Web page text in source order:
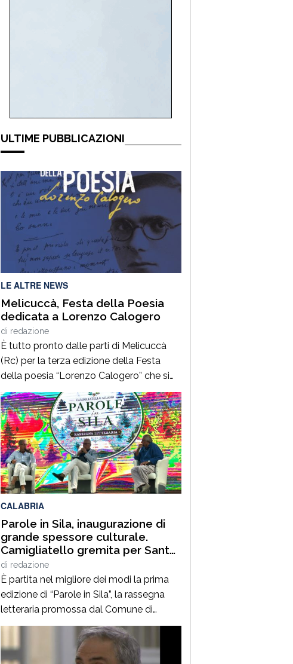
ULTIME PUBBLICAZIONI
LE ALTRE NEWS
Melicuccà, Festa della Poesia
dedicata a Lorenzo Calogero
di redazione
È tutto pronto dalle parti di Melicuccà
(Rc) per la terza edizione della Festa
della poesia “Lorenzo Calogero” che si
terrà dal 6 all’11 agosto. Dopo il successo
delle prime due edizioni, nel 2024 e nel
2025, che hanno portato nell’entroterra
calabrese autorevoli protagonisti della
cultura italiana e internazionale, anche
per quest’annoLYRIKS – Laboratorio
Interdisciplinare […]
CALABRIA
Parole in Sila, inaugurazione di
grande spessore culturale.
Camigliatello gremita per Santo
Gioffrè e il Procuratore Aggiunto
Stefano Musolino
di redazione
È partita nel migliore dei modi la prima
edizione di “Parole in Sila”, la rassegna
letteraria promossa dal Comune di
Spezzano della Sila e diretta dal
giornalista Pasquale Motta, che fino al 19
agosto porterà a Camigliatello Silano